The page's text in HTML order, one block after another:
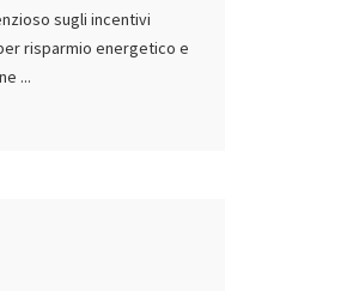
sugli incentivi
risparmio energetico e
...